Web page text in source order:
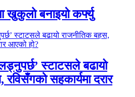
खुकुलो बनाइयो कर्फ्यु
स्टाटसले बढायो
सहकार्यमा दरार